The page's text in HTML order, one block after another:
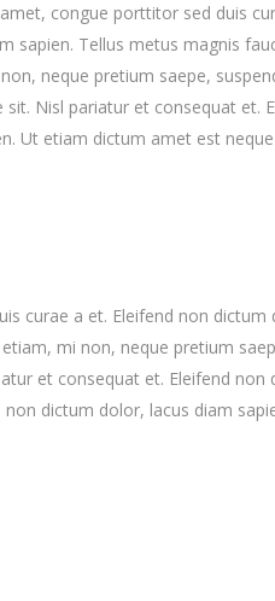
congue porttitor sed duis
sapien. Tellus metus magnis
neque pretium saepe,
Nisl pariatur et consequat et.
Ut etiam dictum amet est
curae a et. Eleifend non dictum
mi non, neque pretium
et consequat et. Eleifend non
dictum dolor, lacus diam